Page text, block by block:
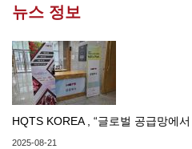
뉴스 정보
HQTS KOREA , “글로벌 공급망에
2025-08-21